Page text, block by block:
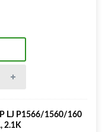
LJ P1566/1560/160
2.1K